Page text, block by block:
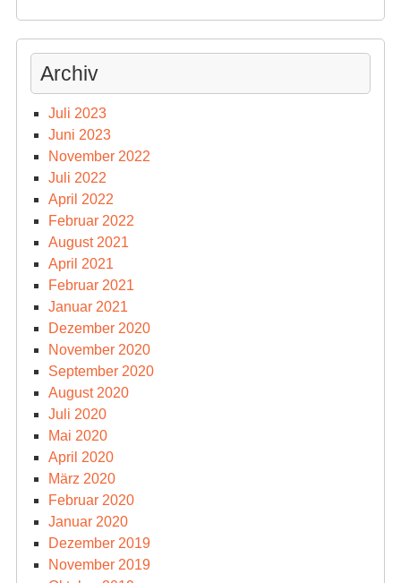
Archiv
Juli 2023
Juni 2023
November 2022
Juli 2022
April 2022
Februar 2022
August 2021
April 2021
Februar 2021
Januar 2021
Dezember 2020
November 2020
September 2020
August 2020
Juli 2020
Mai 2020
April 2020
März 2020
Februar 2020
Januar 2020
Dezember 2019
November 2019